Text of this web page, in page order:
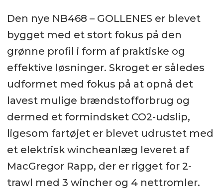
Den nye NB468 – GOLLENES er blevet
bygget med et stort fokus på den
grønne profil i form af praktiske og
effektive løsninger. Skroget er således
udformet med fokus på at opnå det
lavest mulige brændstofforbrug og
dermed et formindsket CO2-udslip,
ligesom fartøjet er blevet udrustet med
et elektrisk wincheanlæg leveret af
MacGregor Rapp, der er rigget for 2-
trawl med 3 wincher og 4 nettromler.